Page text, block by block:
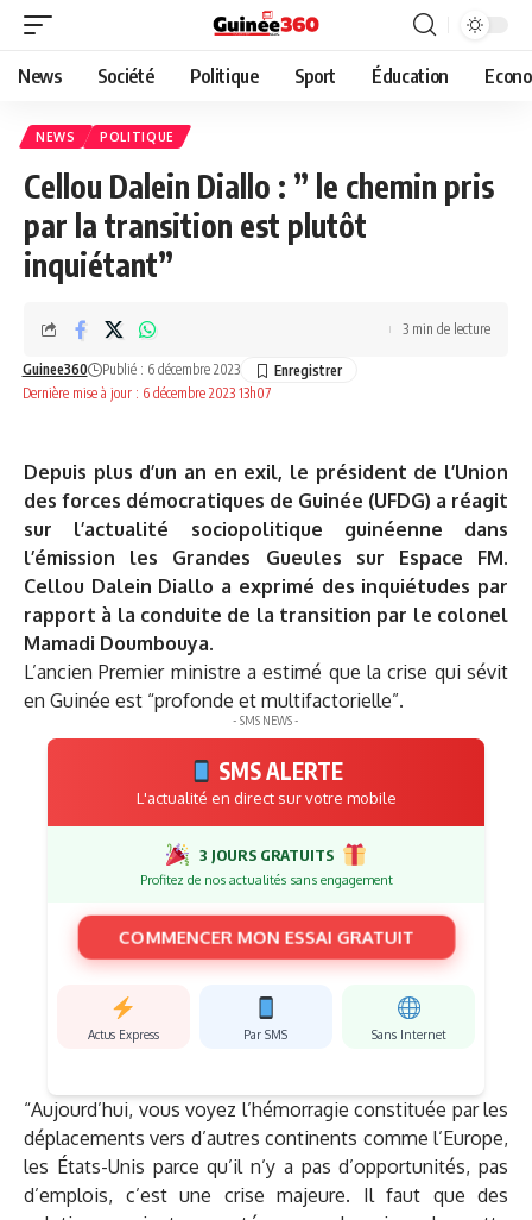
News Société Politique Sport Éducation
NEWS POLITIQUE
Cellou Dalein Diallo : ” le chemin pris
par la transition est plutôt
inquiétant”
Dernière mise à jour : 6 décembre 2023 13h07
Guinee360 Publié : 6 décembre 2023
3 min de lecture
Depuis plus d’un an en exil, le président de l’Union
des forces démocratiques de Guinée (UFDG) a réagit
sur l’actualité sociopolitique guinéenne dans
l’émission les Grandes Gueules sur Espace FM.
Cellou Dalein Diallo a exprimé des inquiétudes par
rapport à la conduite de la transition par le colonel
Mamadi Doumbouya.
L’ancien Premier ministre a estimé que la crise qui sévit
en Guinée est “profonde et multifactorielle”.
- SMS NEWS -
SMS ALERTE
L'actualité en direct sur votre mobile
3 JOURS GRATUITS
Profitez de nos actualités sans engagement
COMMENCER MON ESSAI GRATUIT
Actus Express Par SMS Sans Internet
“Aujourd’hui, vous voyez l’hémorragie constituée par les
déplacements vers d’autres continents comme l’Europe,
les États-Unis parce qu’il n’y a pas d’opportunités, pas
d’emplois, c’est une crise majeure. Il faut que des